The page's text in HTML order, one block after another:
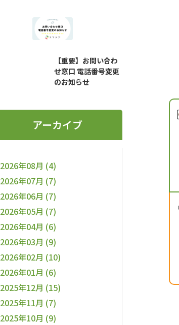
【重要】お問い合わ
せ窓口 電話番号変更
のお知らせ
アーカイブ
2026年08月 (4)
2026年07月 (7)
2026年06月 (7)
2026年05月 (7)
2026年04月 (6)
2026年03月 (9)
2026年02月 (10)
2026年01月 (6)
2025年12月 (15)
2025年11月 (7)
2025年10月 (9)